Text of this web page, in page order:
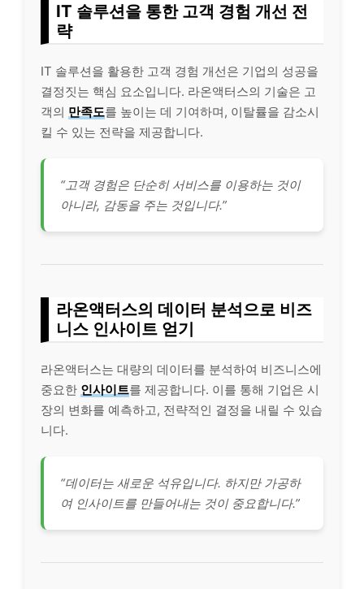
IT 솔루션을 통한 고객 경험 개선 전
략
IT 솔루션을 활용한 고객 경험 개선은 기업의 성공을
결정짓는 핵심 요소입니다. 라온액터스의 기술은 고
객의 만족도를 높이는 데 기여하며, 이탈률을 감소시
킬 수 있는 전략을 제공합니다.
“고객 경험은 단순히 서비스를 이용하는 것이
아니라, 감동을 주는 것입니다.”
라온액터스의 데이터 분석으로 비즈
니스 인사이트 얻기
라온액터스는 대량의 데이터를 분석하여 비즈니스에
중요한 인사이트를 제공합니다. 이를 통해 기업은 시
장의 변화를 예측하고, 전략적인 결정을 내릴 수 있습
니다.
“데이터는 새로운 석유입니다. 하지만 가공하
여 인사이트를 만들어내는 것이 중요합니다.”